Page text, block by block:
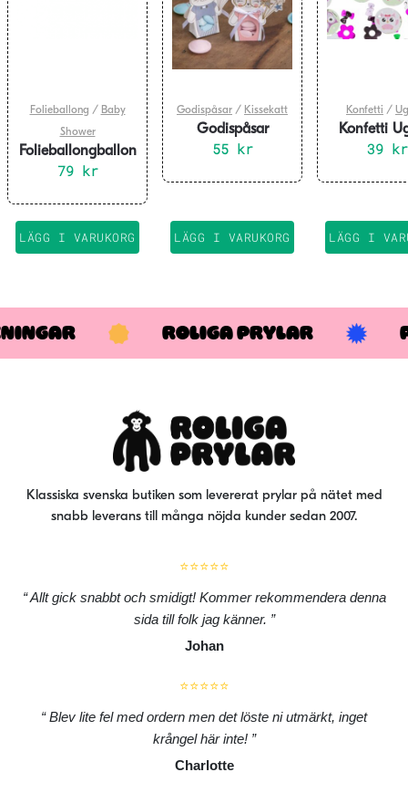
Folieballong / Baby
Shower
Folieballongballon
ger färdigt kit –
79 kr
LÄGG I VARUKORG
Godispåsar / Kissekatt
Godispåsar
KisseKatt-sheriffen
55 kr
LÄGG I VARUKORG
Konfetti /
Konfetti
39 kr
LÄGG I
ROLIGA PRYLAR
Klassiska svenska butiken som levererat prylar på nätet med
snabb leverans till många nöjda kunder sedan 2007.
⭐⭐⭐⭐⭐
Allt gick snabbt och smidigt! Kommer rekommendera denna
sida till folk jag känner.
Johan
⭐⭐⭐⭐⭐
Blev lite fel med ordern men det löste ni utmärkt, inget
krångel här inte!
Charlotte